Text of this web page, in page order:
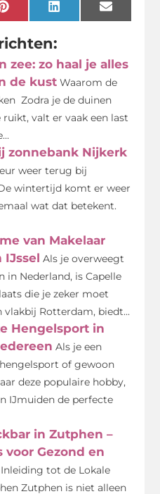
PinterestLinkedInEmail
zee: zo haal je alles
de kust Waarom de
Zodra je de duinen
valt er vaak een last
zonnebank Nijkerk
weer terug bij
wintertijd komt er weer
wat dat betekent.
van Makelaar
IJssel Als je overweegt
in Nederland, is Capelle
die je zeker moet
vlakbij Rotterdam, biedt...
Hengelsport in
Als je een
of gewoon
deze populaire hobby,
IJmuiden de perfecte
in Zutphen –
voor Gezond en
Inleiding tot de Lokale
Zutphen is niet alleen